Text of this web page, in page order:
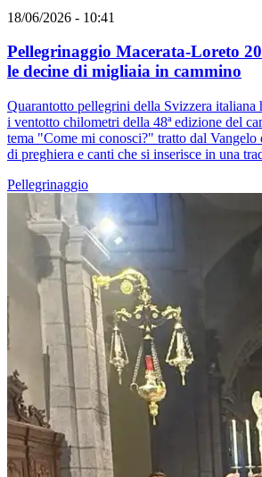
18/06/2026 - 10:41
Pellegrinaggio Macerata-Loreto
le decine di migliaia in cammino
Quarantotto pellegrini della Svizzera italiana
i ventotto chilometri della 48ª edizione del
tema "Come mi conosci?" tratto dal
di preghiera e canti che si inserisce in una
Pellegrinaggio